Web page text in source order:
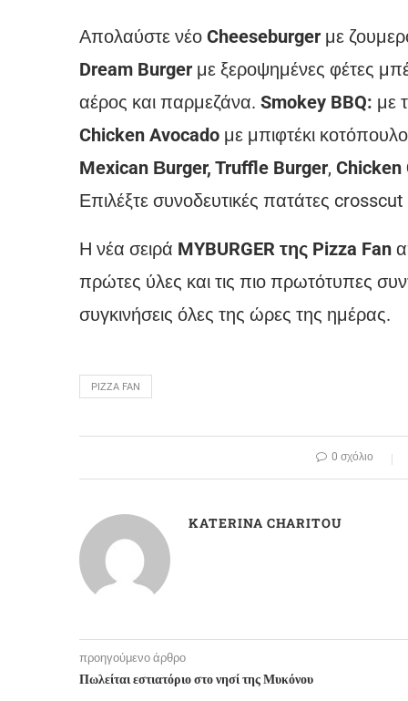
Απολαύστε νέο Cheeseburger με
Dream Burger με ξεροψημένες φέτες
αέρος και παρμεζάνα. Smokey BBQ: με
Chicken Avocado με μπιφτέκι
Mexican Βurger, Truffle Burger, Chicken
Επιλέξτε συνοδευτικές πατάτες
Η νέα σειρά MYBURGER της Pizza Fan
πρώτες ύλες και τις πιο πρωτότυπες
συγκινήσεις όλες της ώρες της ημέρας.
PIZZA FAN
0 σχόλιο
KATERINA CHARITOU
προηγούμενο άρθρο
Πωλείται εστιατόριο στο νησί της Μυκόνου